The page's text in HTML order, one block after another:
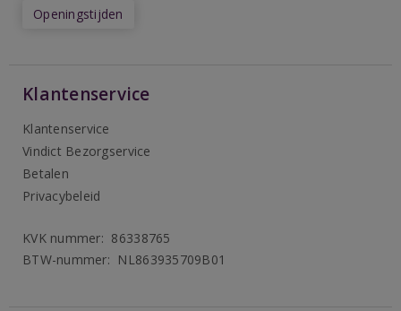
Openingstijden
Klantenservice
Klantenservice
Vindict Bezorgservice
Betalen
Privacybeleid
KVK nummer: 86338765
BTW-nummer: NL863935709B01